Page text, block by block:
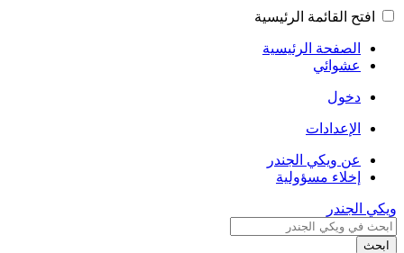
افتح القائمة الرئيسية
الصفحة الرئيسية
عشوائي
دخول
الإعدادات
عن ويكي الجندر
إخلاء مسؤولية
ويكي الجندر
ابحث